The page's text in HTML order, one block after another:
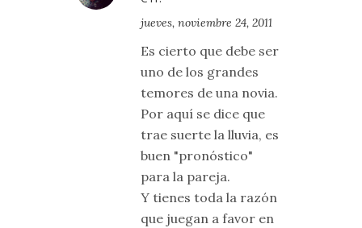
jueves, noviembre 24, 2011
Es cierto que debe ser
uno de los grandes
temores de una novia.
Por aquí se dice que
trae suerte la lluvia, es
buen "pronóstico"
para la pareja.
Y tienes toda la razón
que juegan a favor en